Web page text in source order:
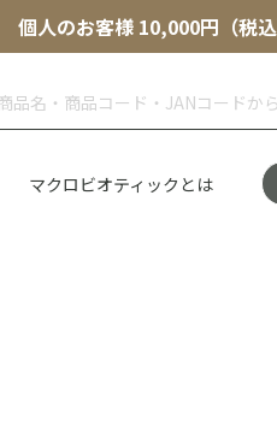
個人のお客様 10,000円（税
マクロビオティックとは